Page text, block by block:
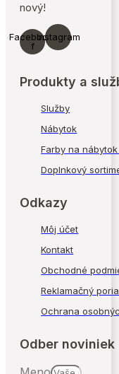
nový!
Facebook-
f
Instagram
Produkty a
Služby
Nábytok
Farby na
Doplnkový
Odkazy
Môj účet
Kontakt
Obchodné
Reklamačný
Ochrana
Odber noviniek